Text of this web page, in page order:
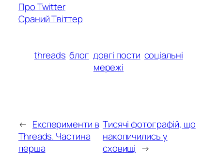
Про Twitter
Сраний Твіттер
threads блог довгі пости соціальні
мережі
← Експерименти в
Threads. Частина
перша
Тисячі фотографій, що
накопичились у
сховищі →